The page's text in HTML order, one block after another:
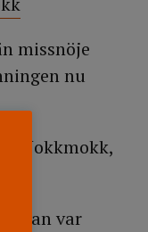
missnöje
nu
i Jokkmokk,
man var